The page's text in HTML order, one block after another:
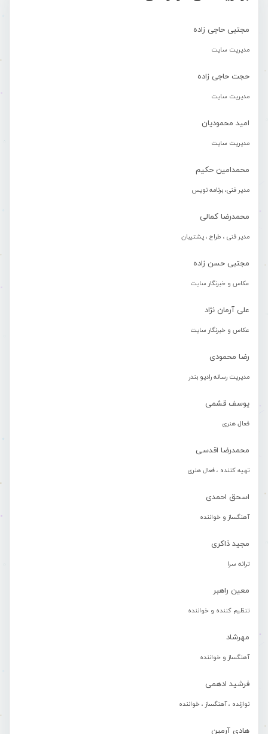
مجتبی حاجی زاده
مدیریت سایت
حجت حاجی زاده
مدیریت سایت
امید محمودیان
مدیریت سایت
محمدامین حکیم
مدیر فنی، برنامه نویس
محمدرضا کمالی
مدیر فنی ، طراح ، پشتیبان
مجتبی حسن زاده
عکاس و خبرنگار سایت
علی آرمان نژاد
عکاس و خبرنگار سایت
رضا محمودی
مدیریت رسانه رادیو بندر
یوسف قشمی
فعال هنری
محمدرضا اقدسی
تهیه کننده ، فعال هنری
اسحق احمدی
آهنگساز و خواننده
مجید ذاکری
ترانه سرا
معین راهبر
تنظیم کننده و خواننده
مهرشاد
آهنگساز و خواننده
فرشید ادهمی
نوازنده ، آهنگساز ، خواننده
هادی آرمین